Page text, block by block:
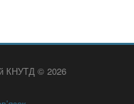
КНУТД © 2026